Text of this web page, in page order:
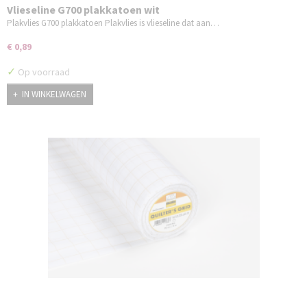
Vlieseline G700 plakkatoen wit
Plakvlies G700 plakkatoen Plakvlies is vlieseline dat aan…
€ 0,89
✓ Op voorraad
IN WINKELWAGEN